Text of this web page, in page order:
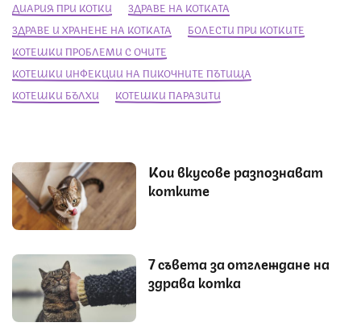
ДИАРИЯ ПРИ КОТКИ
ЗДРАВЕ НА КОТКАТА
ЗДРАВЕ И ХРАНЕНЕ НА КОТКАТА
БОЛЕСТИ ПРИ КОТКИТЕ
КОТЕШКИ ПРОБЛЕМИ С ОЧИТЕ
КОТЕШКИ ИНФЕКЦИИ НА ПИКОЧНИТЕ ПЪТИЩА
КОТЕШКИ БЪЛХИ
КОТЕШКИ ПАРАЗИТИ
Кои вкусове разпознават
котките
7 съвета за отглеждане на
здрава котка